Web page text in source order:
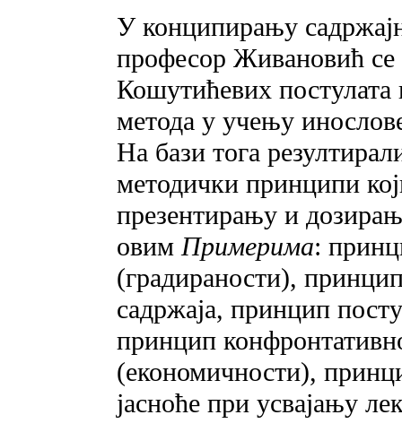
У конципирању
професор Живановић
Кошутићевих постулата
метода у учењу
На бази тога
методички принципи
презентирању и
овим Примерима:
(градираности),
садржаја, принцип
принцип
(економичности),
јасноће при усвајању